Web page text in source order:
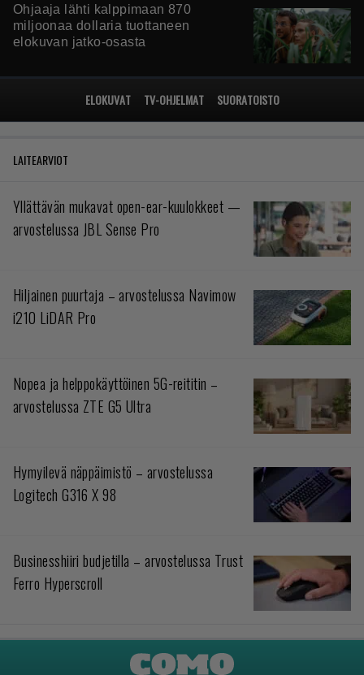
Ohjaaja lähti kalppimaan 870
miljoonaa dollaria tuottaneen
elokuvan jatko-osasta
ELOKUVAT TV-OHJELMAT SUORATOISTO
LAITEARVIOT
Yllättävän mukavat open-ear-kuulokkeet —
arvostelussa JBL Sense Pro
Hiljainen puurtaja – arvostelussa Navimow
i210 LiDAR Pro
Nopea ja helppokäyttöinen 5G-reititin –
arvostelussa ZTE G5 Ultra
Hymyilevä näppäimistö – arvostelussa
Logitech G316 X 98
Businesshiiri budjetilla – arvostelussa Trust
Ferro Hyperscroll